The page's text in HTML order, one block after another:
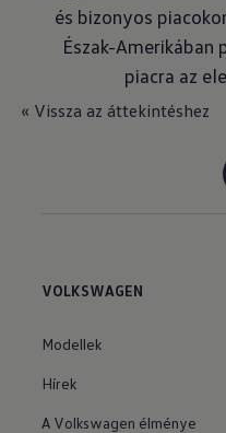
és bizonyos
Észak-Amerikában
piacra az
« Vissza az áttekintéshez
VOLKSWAGEN
Modellek
Hírek
A Volkswagen élménye